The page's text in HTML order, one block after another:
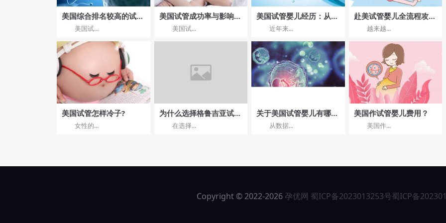
美国综合排名较高的试管
婴儿医院清单，充分了解
之后再做选择
美国试...
美国试管成功率与影响因
素解析：如何提高受孕几
美国试...
美国试管婴儿经历：从选
择医院到怀孕成功的全程
分享
近年来...
赴美试管婴儿全流程攻
略:签证、选院、术后护
理一步到位
越来越...
美国试管怎样冷子?
女性的...
为什么选择格鲁吉亚试管
正规机构？成功率与技术
优势探讨
在选择...
关于美国试管婴儿有哪些
必要的知识点!
从数据...
美国作试管婴儿费用？
美国作...
Copyright © 2022-2026 孕优网 蜀ICP备2023013253号蜀ICP备